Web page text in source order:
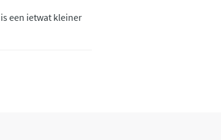
een ietwat kleiner